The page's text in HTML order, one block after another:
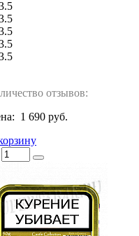
отзывов:
1 690 руб.